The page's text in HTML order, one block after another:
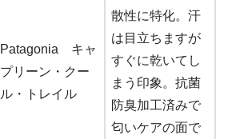
Patagonia キャ
プリーン・クー
ル・トレイル
散性に特化。汗
は目立ちますが
すぐに乾いてし
まう印象。抗菌
防臭加工済みで
匂いケアの面で